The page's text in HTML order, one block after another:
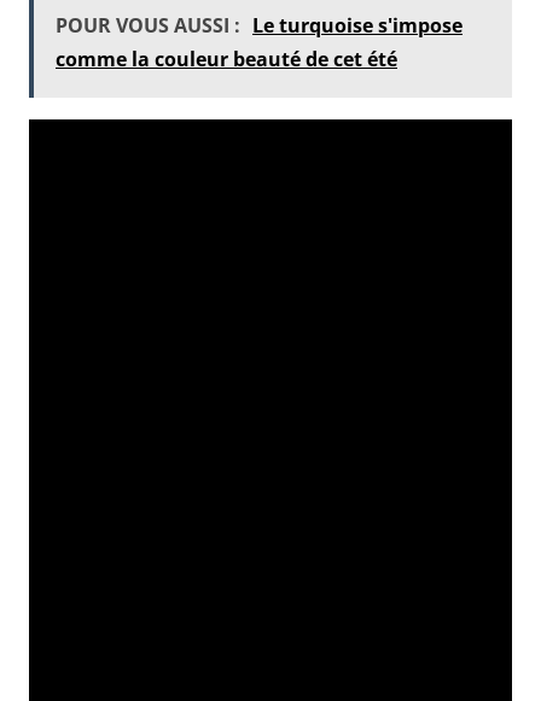
POUR VOUS AUSSI : Le turquoise s'impose
comme la couleur beauté de cet été